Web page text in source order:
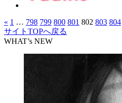
« 1 … 798 799 800 801 802 803 804
サイトTOPへ戻る
WHAT’s NEW